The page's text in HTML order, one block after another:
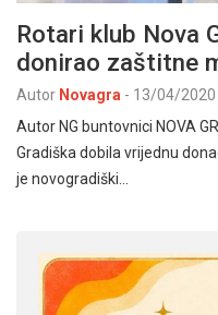
Rotari klub Nova
donirao zaštitne
Autor Novagra - 13/04/2020
Autor NG buntovnici NOVA
Gradiška dobila vrijednu
je novogradiški…